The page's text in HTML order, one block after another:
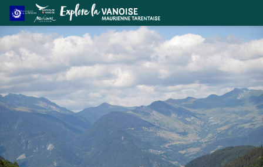
18-Les Fées électriques
Point de vue sur le village de Celliers - CCVA